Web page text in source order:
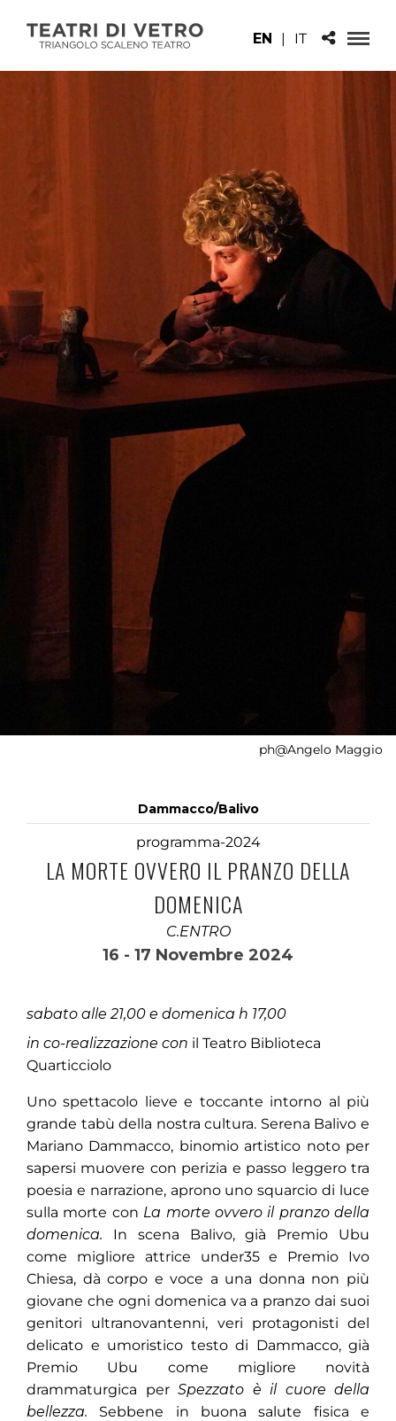
EN | IT
ph@Angelo Maggio
Dammacco/Balivo
programma-2024
LA MORTE OVVERO IL PRANZO DELLA
DOMENICA
C.ENTRO
16 - 17 Novembre 2024
sabato alle 21,00 e domenica h 17,00
in co-realizzazione con il Teatro Biblioteca
Quarticciolo
Uno spettacolo lieve e toccante intorno al più
grande tabù della nostra cultura. Serena Balivo e
Mariano Dammacco, binomio artistico noto per
sapersi muovere con perizia e passo leggero tra
poesia e narrazione, aprono uno squarcio di luce
sulla morte con La morte ovvero il pranzo della
domenica. In scena Balivo, già Premio Ubu
come migliore attrice under35 e Premio Ivo
Chiesa, dà corpo e voce a una donna non più
giovane che ogni domenica va a pranzo dai suoi
genitori ultranovantenni, veri protagonisti del
delicato e umoristico testo di Dammacco, già
Premio Ubu come migliore novità
drammaturgica per Spezzato è il cuore della
bellezza. Sebbene in buona salute fisica e